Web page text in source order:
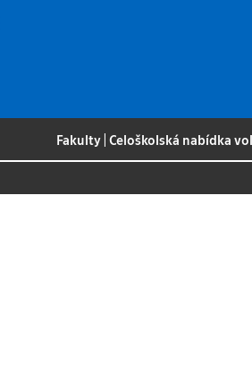
Fakulty |Celoškolská nabídka